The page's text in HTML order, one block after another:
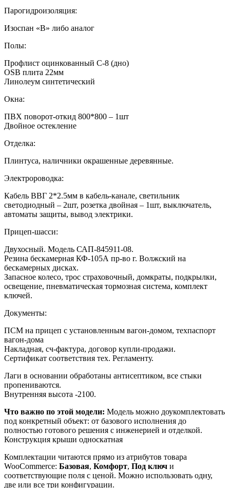
Парогидроизоляция:
Изоспан «В» либо аналог
Полы:
Профлист оцинкованный С-8 (дно)
OSB плита 22мм
Линолеум синтетический
Окна:
ПВХ поворот-откид 800*800 – 1шт
Двойное остекление
Отделка:
Плинтуса, наличники окрашенные деревянные.
Электророводка:
Кабель ВВГ 2*2.5мм в кабель-канале, светильник
светодиодный – 2шт, розетка двойная – 1шт, выключатель,
автоматы защиты, вывод электрики.
Прицеп-шасси:
Двухосный. Модель САП-845911-08.
Резина бескамерная КФ-105А пр-во г. Волжский на
бескамерных дисках.
Запасное колесо, трос страховочный, домкраты, подкрылки,
освещение, пневматическая тормозная система, комплект
ключей.
Документы:
ПСМ на прицеп с установленным вагон-домом, техпаспорт
вагон-дома
Накладная, сч-фактура, договор купли-продажи.
Сертификат соответствия тех. Регламенту.
Лаги в основании обработаны антисептиком, все стыки
пропениваются.
Внутренняя высота -2100.
Что важно по этой модели: Модель можно доукомплектовать
под конкретный объект: от базового исполнения до
полностью готового решения с инженерией и отделкой.
Конструкция крыши односкатная
Комплектации читаются прямо из атрибутов товара
WooCommerce: Базовая, Комфорт, Под ключ и
соответствующие поля с ценой. Можно использовать одну,
две или все три конфигурации.